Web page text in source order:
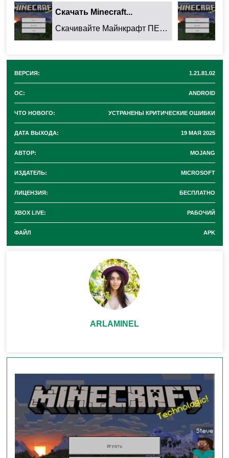
✅ Загрузка миров с привязанными
существами
✅ Включение
✅ Улучшена работа
существ.
Этот патч делает игру
, особенно
для игроков, столкнувшихся с проблемами в прошлой
Как скачать Minecraft PE
1.21.81.02?
Minecraft PE 1.21.81.02 по ссылке ниже.
Перед установкойрекомендуется
старую версию, чтобы избежать конфликтов.
Заключение
Обновление Minecraft PE 1.21.81.02– это
небольшой, но важный патч, который улучшает
стабильность игры. Если вы заметили баги в
предыдущей версии, обязательно обновитесь!
Скачать Minecraft...
Скачивайте Майнкрафт ПЕ 26.32.02 для Android: ...
ВЕРСИЯ: 1.21.81.02
ОС: ANDROID
ЧТО НОВОГО: УСТРАНЕНЫ КРИТИЧЕСКИЕ ОШИБКИ
ДАТА ВЫХОДА: 19 МАЯ 2025
АВТОР: MOJANG
ИЗДАТЕЛЬ: MICROSOFT
ЛИЦЕНЗИЯ: БЕСПЛАТНО
XBOX LIVE: РАБОЧИЙ
ФАЙЛ APK
ARLAMINEL